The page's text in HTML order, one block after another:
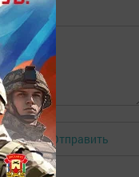
Отправить